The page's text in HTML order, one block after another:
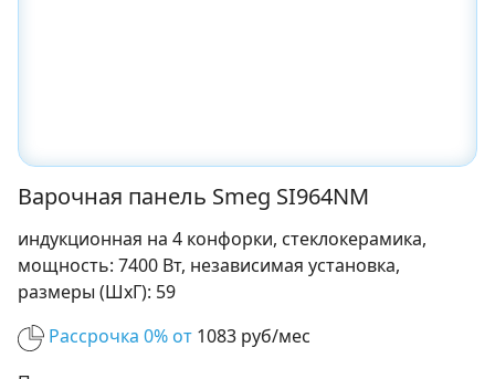
Варочная панель Smeg SI964NM
индукционная на 4 конфорки, cтеклокерамика,
мощность: 7400 Вт, независимая установка,
размеры (ШхГ): 59
Рассрочка 0% от 1083 руб/мес